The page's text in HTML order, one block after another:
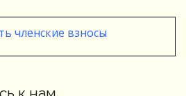
членские взносы